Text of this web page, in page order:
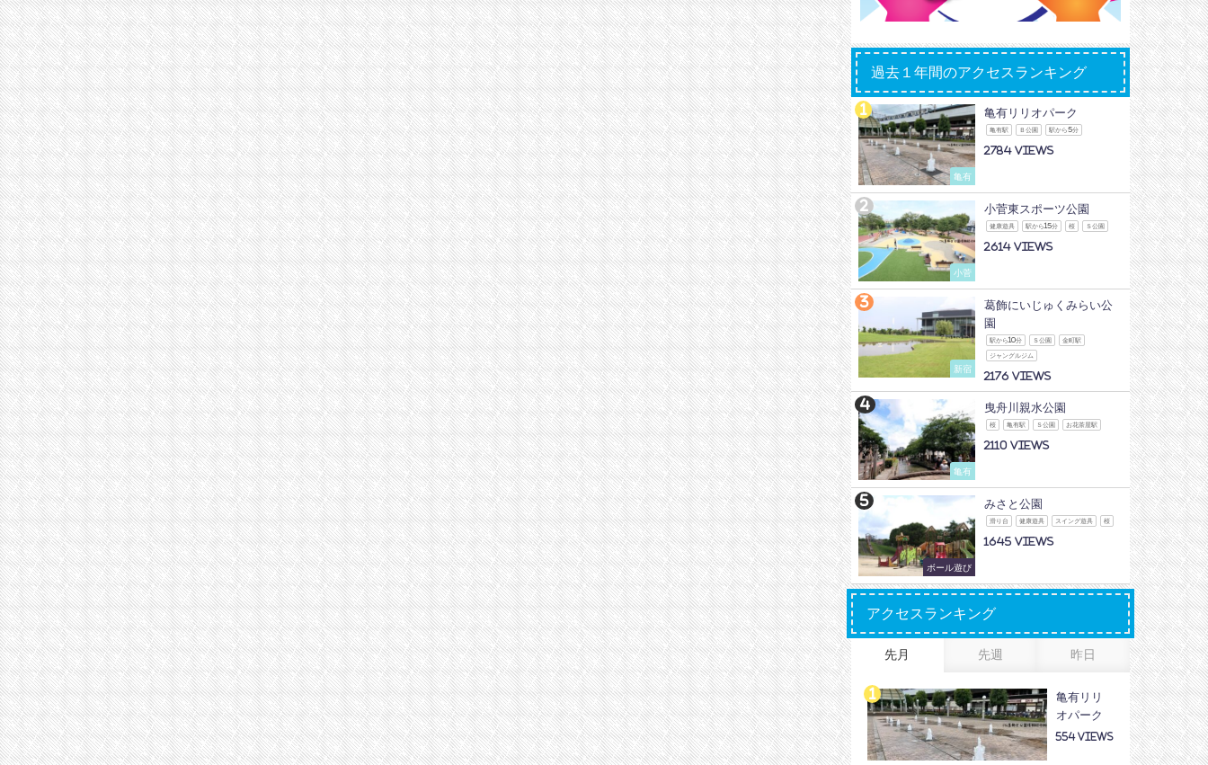
過去１年間のアクセスランキング
亀有
亀有リリオパーク
亀有駅 Ｂ公園 駅から5分
2784
小菅
小菅東スポーツ公園
健康遊具 駅から15分 桜 Ｓ公園
2614
新宿
葛飾にいじゅくみらい公
園
駅から10分 Ｓ公園 金町駅
ジャングルジム
2176
亀有
曳舟川親水公園
桜 亀有駅 Ｓ公園 お花茶屋駅
2110
ボール遊び
みさと公園
滑り台 健康遊具 スイング遊具 桜
1645
アクセスランキング
先月 先週 昨日
亀有リリ
オパーク
554